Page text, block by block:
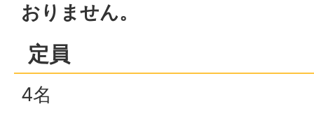
おりません。
定員
4名